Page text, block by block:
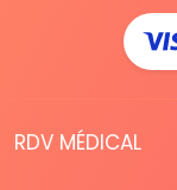
RDV MÉDICAL